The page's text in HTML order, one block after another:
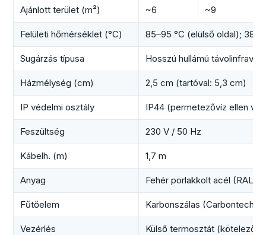
Ajánlott terület (m²) ~6 ~9
Felületi hőmérséklet (°C) 85–95 °C (elülső oldal);
Sugárzás típusa Hosszú hullámú
Házmélység (cm) 2,5 cm (tartóval: 5,3 cm)
IP védelmi osztály IP44 (permetezővíz ellen
Feszültség 230 V / 50 Hz
Kábelh. (m) 1,7 m
Anyag Fehér por­lakk­olt acél (RAL
Fűtőelem Karbonszálas
Vezérlés Külső termosztát (kötelező);